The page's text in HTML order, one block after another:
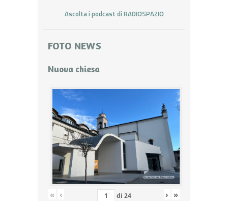
Ascolta i podcast di RADIOSPAZIO
FOTO NEWS
Nuova chiesa
« ‹ di 24 › »